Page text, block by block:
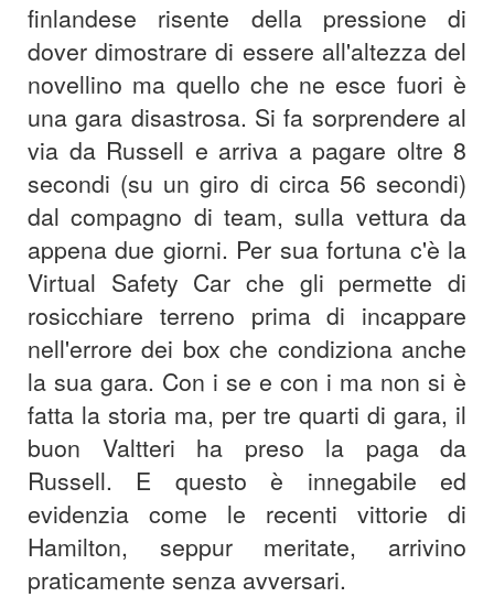
finlandese risente della pressione di
dover dimostrare di essere all'altezza del
novellino ma quello che ne esce fuori è
una gara disastrosa. Si fa sorprendere al
via da Russell e arriva a pagare oltre 8
secondi (su un giro di circa 56 secondi)
dal compagno di team, sulla vettura da
appena due giorni. Per sua fortuna c'è la
Virtual Safety Car che gli permette di
rosicchiare terreno prima di incappare
nell'errore dei box che condiziona anche
la sua gara. Con i se e con i ma non si è
fatta la storia ma, per tre quarti di gara, il
buon Valtteri ha preso la paga da
Russell. E questo è innegabile ed
evidenzia come le recenti vittorie di
Hamilton, seppur meritate, arrivino
praticamente senza avversari.